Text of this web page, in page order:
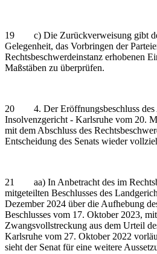
19 c) Die Zurückverweisung gibt
Gelegenheit, das Vorbringen der
Rechtsbeschwerdeinstanz erhobenen
Maßstäben zu überprüfen.
20 4. Der Eröffnungsbeschluss des
Insolvenzgericht - Karlsruhe vom 20.
mit dem Abschluss des
Entscheidung des Senats wieder
21 aa) In Anbetracht des im
mitgeteilten Beschlusses des
Dezember 2024 über die Aufhebung
Beschlusses vom 17. Oktober 2023,
Zwangsvollstreckung aus dem Urteil
Karlsruhe vom 27. Oktober 2022
sieht der Senat für eine weitere